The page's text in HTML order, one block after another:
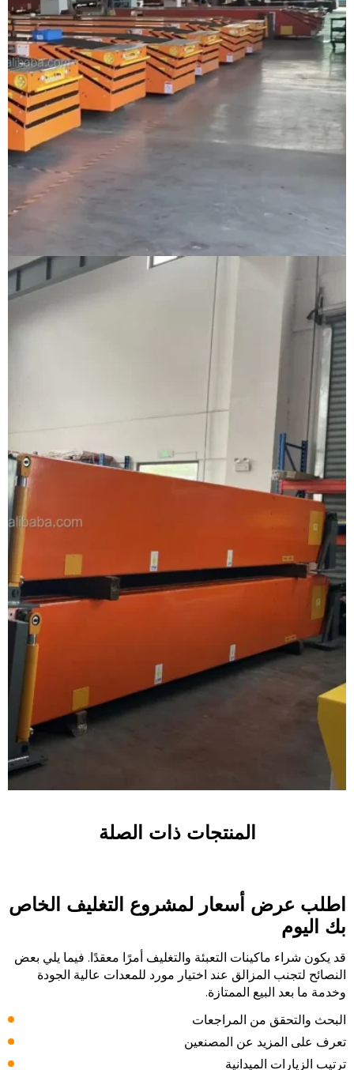
المنتجات ذات الصلة
اطلب عرض أسعار لمشروع التغليف الخاص
بك اليوم
قد يكون شراء ماكينات التعبئة والتغليف أمرًا معقدًا. فيما يلي بعض
النصائح لتجنب المزالق عند اختيار مورد للمعدات عالية الجودة
وخدمة ما بعد البيع الممتازة.
البحث والتحقق من المراجعات
تعرف على المزيد عن المصنعين
ترتيب الزيارات الميدانية